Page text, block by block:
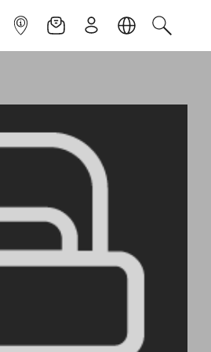
INFOPOINTNEWSLETTER
ISCRIVITILINGUACERCA